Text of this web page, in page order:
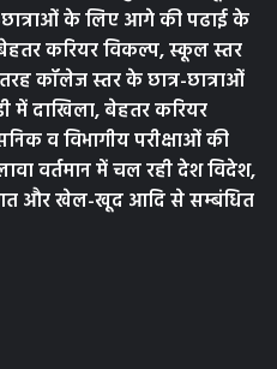
छात्राओं के लिए आगे की पढाई के
बेहतर करियर विकल्प, स्कूल स्तर
कॉलेज स्तर के छात्र-छात्राओं
में दाखिला, बेहतर करियर
व विभागीय परीक्षाओं की
वर्तमान में चल रही देश विदेश,
और खेल-खूद आदि से सम्बंधित